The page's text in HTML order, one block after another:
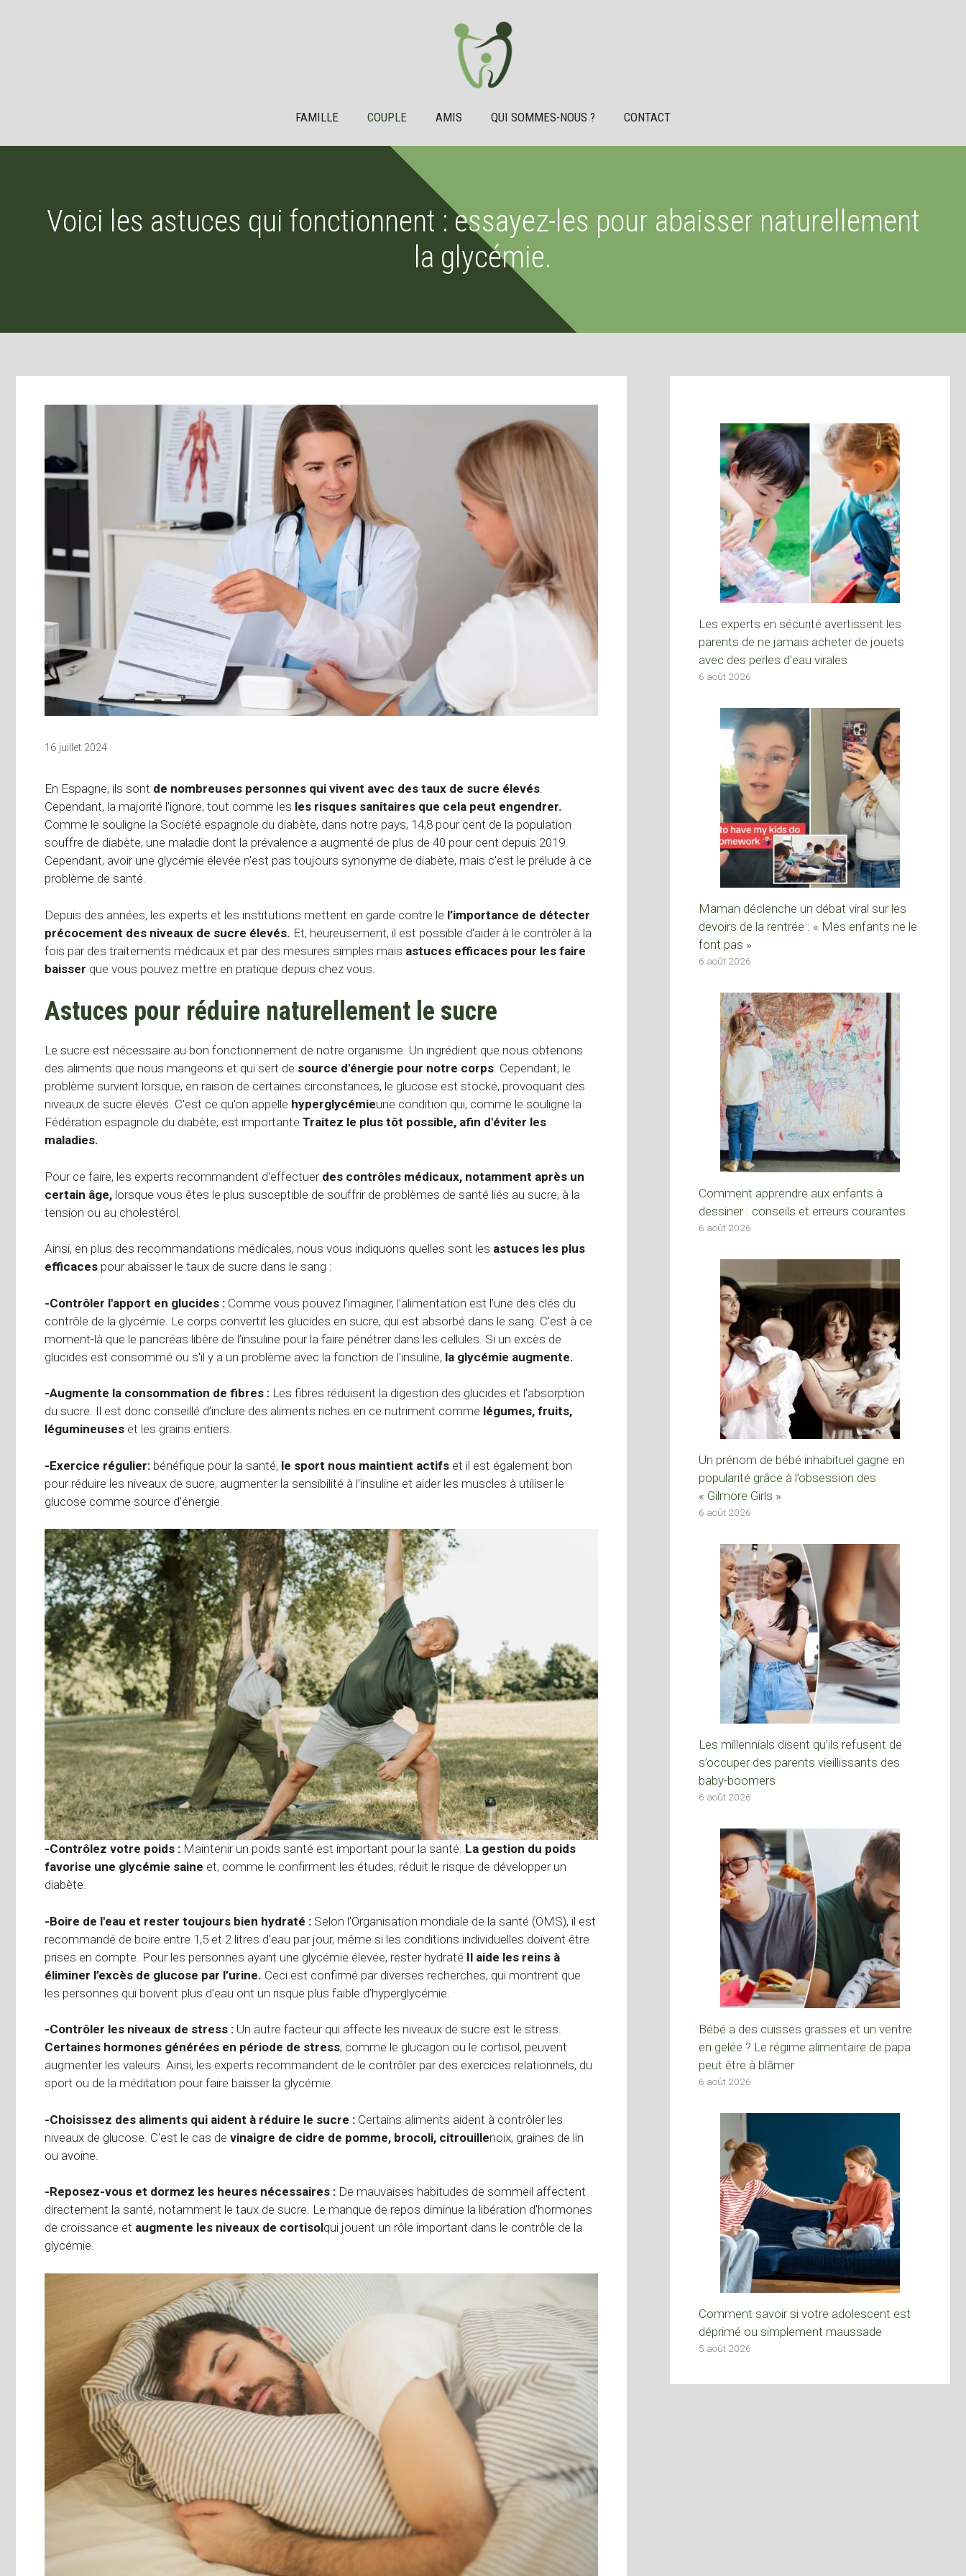
FAMILLE COUPLE AMIS QUI SOMMES-NOUS ? CONTACT
Voici les astuces qui fonctionnent : essayez-les pour abaisser naturellement
la glycémie.
16 juillet 2024
En Espagne, ils sont de nombreuses personnes qui vivent avec des taux de sucre élevés.
Cependant, la majorité l'ignore, tout comme les les risques sanitaires que cela peut engendrer.
Comme le souligne la Société espagnole du diabète, dans notre pays, 14,8 pour cent de la population
souffre de diabète, une maladie dont la prévalence a augmenté de plus de 40 pour cent depuis 2019.
Cependant, avoir une glycémie élevée n'est pas toujours synonyme de diabète, mais c'est le prélude à ce
problème de santé.
Depuis des années, les experts et les institutions mettent en garde contre le l’importance de détecter
précocement des niveaux de sucre élevés. Et, heureusement, il est possible d'aider à le contrôler à la
fois par des traitements médicaux et par des mesures simples mais astuces efficaces pour les faire
baisser que vous pouvez mettre en pratique depuis chez vous.
Astuces pour réduire naturellement le sucre
Le sucre est nécessaire au bon fonctionnement de notre organisme. Un ingrédient que nous obtenons
des aliments que nous mangeons et qui sert de source d'énergie pour notre corps. Cependant, le
problème survient lorsque, en raison de certaines circonstances, le glucose est stocké, provoquant des
niveaux de sucre élevés. C'est ce qu'on appelle hyperglycémieune condition qui, comme le souligne la
Fédération espagnole du diabète, est importante Traitez le plus tôt possible, afin d'éviter les
maladies.
Pour ce faire, les experts recommandent d'effectuer des contrôles médicaux, notamment après un
certain âge, lorsque vous êtes le plus susceptible de souffrir de problèmes de santé liés au sucre, à la
tension ou au cholestérol.
Ainsi, en plus des recommandations médicales, nous vous indiquons quelles sont les astuces les plus
efficaces pour abaisser le taux de sucre dans le sang :
-Contrôler l'apport en glucides : Comme vous pouvez l’imaginer, l’alimentation est l’une des clés du
contrôle de la glycémie. Le corps convertit les glucides en sucre, qui est absorbé dans le sang. C’est à ce
moment-là que le pancréas libère de l’insuline pour la faire pénétrer dans les cellules. Si un excès de
glucides est consommé ou s'il y a un problème avec la fonction de l'insuline, la glycémie augmente.
-Augmente la consommation de fibres : Les fibres réduisent la digestion des glucides et l'absorption
du sucre. Il est donc conseillé d’inclure des aliments riches en ce nutriment comme légumes, fruits,
légumineuses et les grains entiers.
-Exercice régulier: bénéfique pour la santé, le sport nous maintient actifs et il est également bon
pour réduire les niveaux de sucre, augmenter la sensibilité à l’insuline et aider les muscles à utiliser le
glucose comme source d’énergie.
-Contrôlez votre poids : Maintenir un poids santé est important pour la santé. La gestion du poids
favorise une glycémie saine et, comme le confirment les études, réduit le risque de développer un
diabète.
-Boire de l'eau et rester toujours bien hydraté : Selon l'Organisation mondiale de la santé (OMS), il est
recommandé de boire entre 1,5 et 2 litres d'eau par jour, même si les conditions individuelles doivent être
prises en compte. Pour les personnes ayant une glycémie élevée, rester hydraté Il aide les reins à
éliminer l’excès de glucose par l’urine. Ceci est confirmé par diverses recherches, qui montrent que
les personnes qui boivent plus d’eau ont un risque plus faible d’hyperglycémie.
-Contrôler les niveaux de stress : Un autre facteur qui affecte les niveaux de sucre est le stress.
Certaines hormones générées en période de stress, comme le glucagon ou le cortisol, peuvent
augmenter les valeurs. Ainsi, les experts recommandent de le contrôler par des exercices relationnels, du
sport ou de la méditation pour faire baisser la glycémie.
-Choisissez des aliments qui aident à réduire le sucre : Certains aliments aident à contrôler les
niveaux de glucose. C'est le cas de vinaigre de cidre de pomme, brocoli, citrouillenoix, graines de lin
ou avoine.
-Reposez-vous et dormez les heures nécessaires : De mauvaises habitudes de sommeil affectent
directement la santé, notamment le taux de sucre. Le manque de repos diminue la libération d'hormones
de croissance et augmente les niveaux de cortisolqui jouent un rôle important dans le contrôle de la
glycémie.
Les experts en sécurité avertissent les
parents de ne jamais acheter de jouets
avec des perles d’eau virales
6 août 2026
Maman déclenche un débat viral sur les
devoirs de la rentrée : « Mes enfants ne le
font pas »
6 août 2026
Comment apprendre aux enfants à
dessiner : conseils et erreurs courantes
6 août 2026
Un prénom de bébé inhabituel gagne en
popularité grâce à l’obsession des
« Gilmore Girls »
6 août 2026
Les millennials disent qu’ils refusent de
s’occuper des parents vieillissants des
baby-boomers
6 août 2026
Bébé a des cuisses grasses et un ventre
en gelée ? Le régime alimentaire de papa
peut être à blâmer
6 août 2026
Comment savoir si votre adolescent est
déprimé ou simplement maussade
5 août 2026